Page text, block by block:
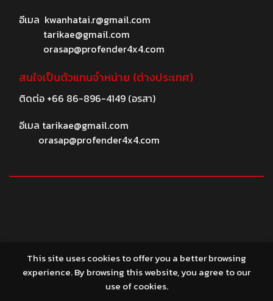
อีเมล kwanhatai.r@gmail.com
tarikae@gmail.com
orasap@profender4x4.com
สนใจเป็นตัวแทนจำหน่าย (ต่างประเทศ)
ติดต่อ +66 86-896-4149(อรสา)
อีเมล tarikae@gmail.com
orasap@profender4x4.com
This site uses cookies to offer you a better browsing
experience. By browsing this website, you agree to our
use of cookies.